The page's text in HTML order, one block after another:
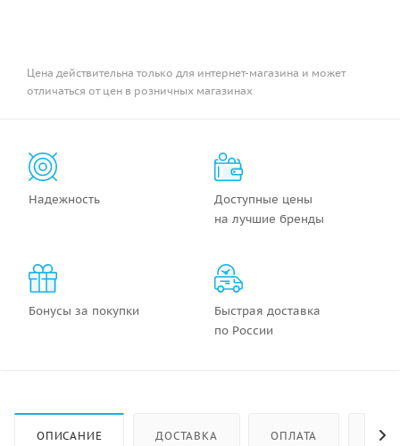
Цена действительна только для интернет-магазина и может
отличаться от цен в розничных магазинах
Надежность
Доступные цены
на лучшие бренды
Бонусы за покупки
Быстрая доставка
по России
ОПИСАНИЕ ДОСТАВКА ОПЛАТА